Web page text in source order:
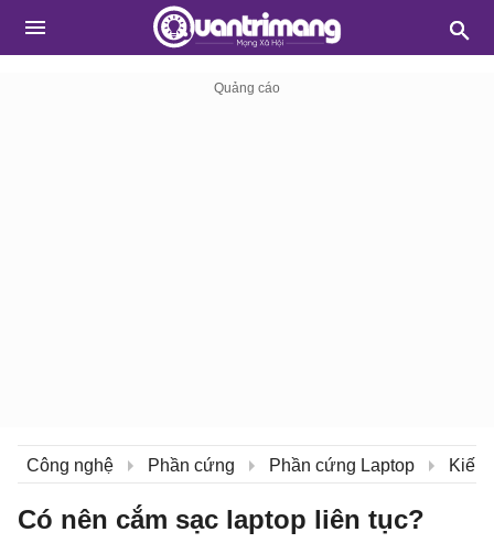
Công nghệ Phần cứng Phần cứng Laptop Kiến
Có nên cắm sạc laptop liên tục?